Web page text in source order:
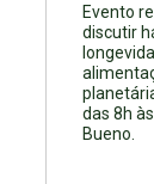
Evento
discutir
das 8h
Bueno.